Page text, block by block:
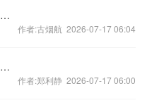
北京：“画如江山 妙笔丹青”何镇强艺术精品展开幕
作者:古烟航 2026-07-17 06:04
北京高校服务新时代首都发展特别报道 | 北京印刷学院：建强出版学科 服务文化传承发展
作者:郑利静 2026-07-17 06:00